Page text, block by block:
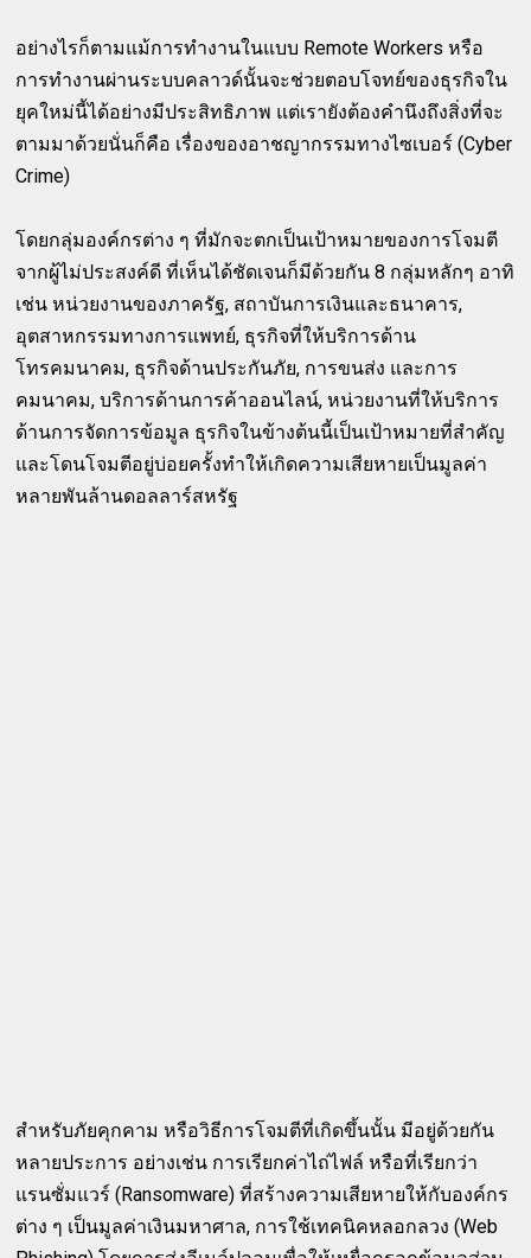
อย่างไรก็ตามแม้การทำงานในแบบ Remote Workers หรือ
การทำงานผ่านระบบคลาวด์นั้นจะช่วยตอบโจทย์ของธุรกิจใน
ยุคใหม่นี้ได้อย่างมีประสิทธิภาพ แต่เรายังต้องคำนึงถึงสิ่งที่จะ
ตามมาด้วยนั่นก็คือ เรื่องของอาชญากรรมทางไซเบอร์ (Cyber
Crime)
โดยกลุ่มองค์กรต่าง ๆ ที่มักจะตกเป็นเป้าหมายของการโจมตี
จากผู้ไม่ประสงค์ดี ที่เห็นได้ชัดเจนก็มีด้วยกัน 8 กลุ่มหลักๆ อาทิ
เช่น หน่วยงานของภาครัฐ, สถาบันการเงินและธนาคาร,
อุตสาหกรรมทางการแพทย์, ธุรกิจที่ให้บริการด้าน
โทรคมนาคม, ธุรกิจด้านประกันภัย, การขนส่ง และการ
คมนาคม, บริการด้านการค้าออนไลน์, หน่วยงานที่ให้บริการ
ด้านการจัดการข้อมูล ธุรกิจในข้างต้นนี้เป็นเป้าหมายที่สำคัญ
และโดนโจมตีอยู่บ่อยครั้งทำให้เกิดความเสียหายเป็นมูลค่า
หลายพันล้านดอลลาร์สหรัฐ
สำหรับภัยคุกคาม หรือวิธีการโจมตีที่เกิดขึ้นนั้น มีอยู่ด้วยกัน
หลายประการ อย่างเช่น การเรียกค่าไถ่ไฟล์ หรือที่เรียกว่า
แรนซั่มแวร์ (Ransomware) ที่สร้างความเสียหายให้กับองค์กร
ต่าง ๆ เป็นมูลค่าเงินมหาศาล, การใช้เทคนิคหลอกลวง (Web